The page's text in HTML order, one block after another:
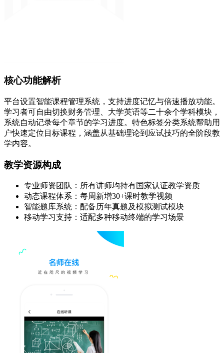
核心功能解析
平台设置智能课程管理系统，支持进度记忆与倍速播放功能。
学习者可自由切换财务管理、大学英语等二十余个学科模块，
系统自动记录每个章节的学习进度。特色标签分类系统帮助用
户快速定位目标课程，涵盖从基础理论到应试技巧的全阶段教
学内容。
教学资源构成
专业师资团队：所有讲师均持有国家认证教学资质
动态课程体系：每周新增30+课时教学视频
智能题库系统：配备历年真题及模拟测试模块
移动学习支持：适配多种移动终端的学习场景